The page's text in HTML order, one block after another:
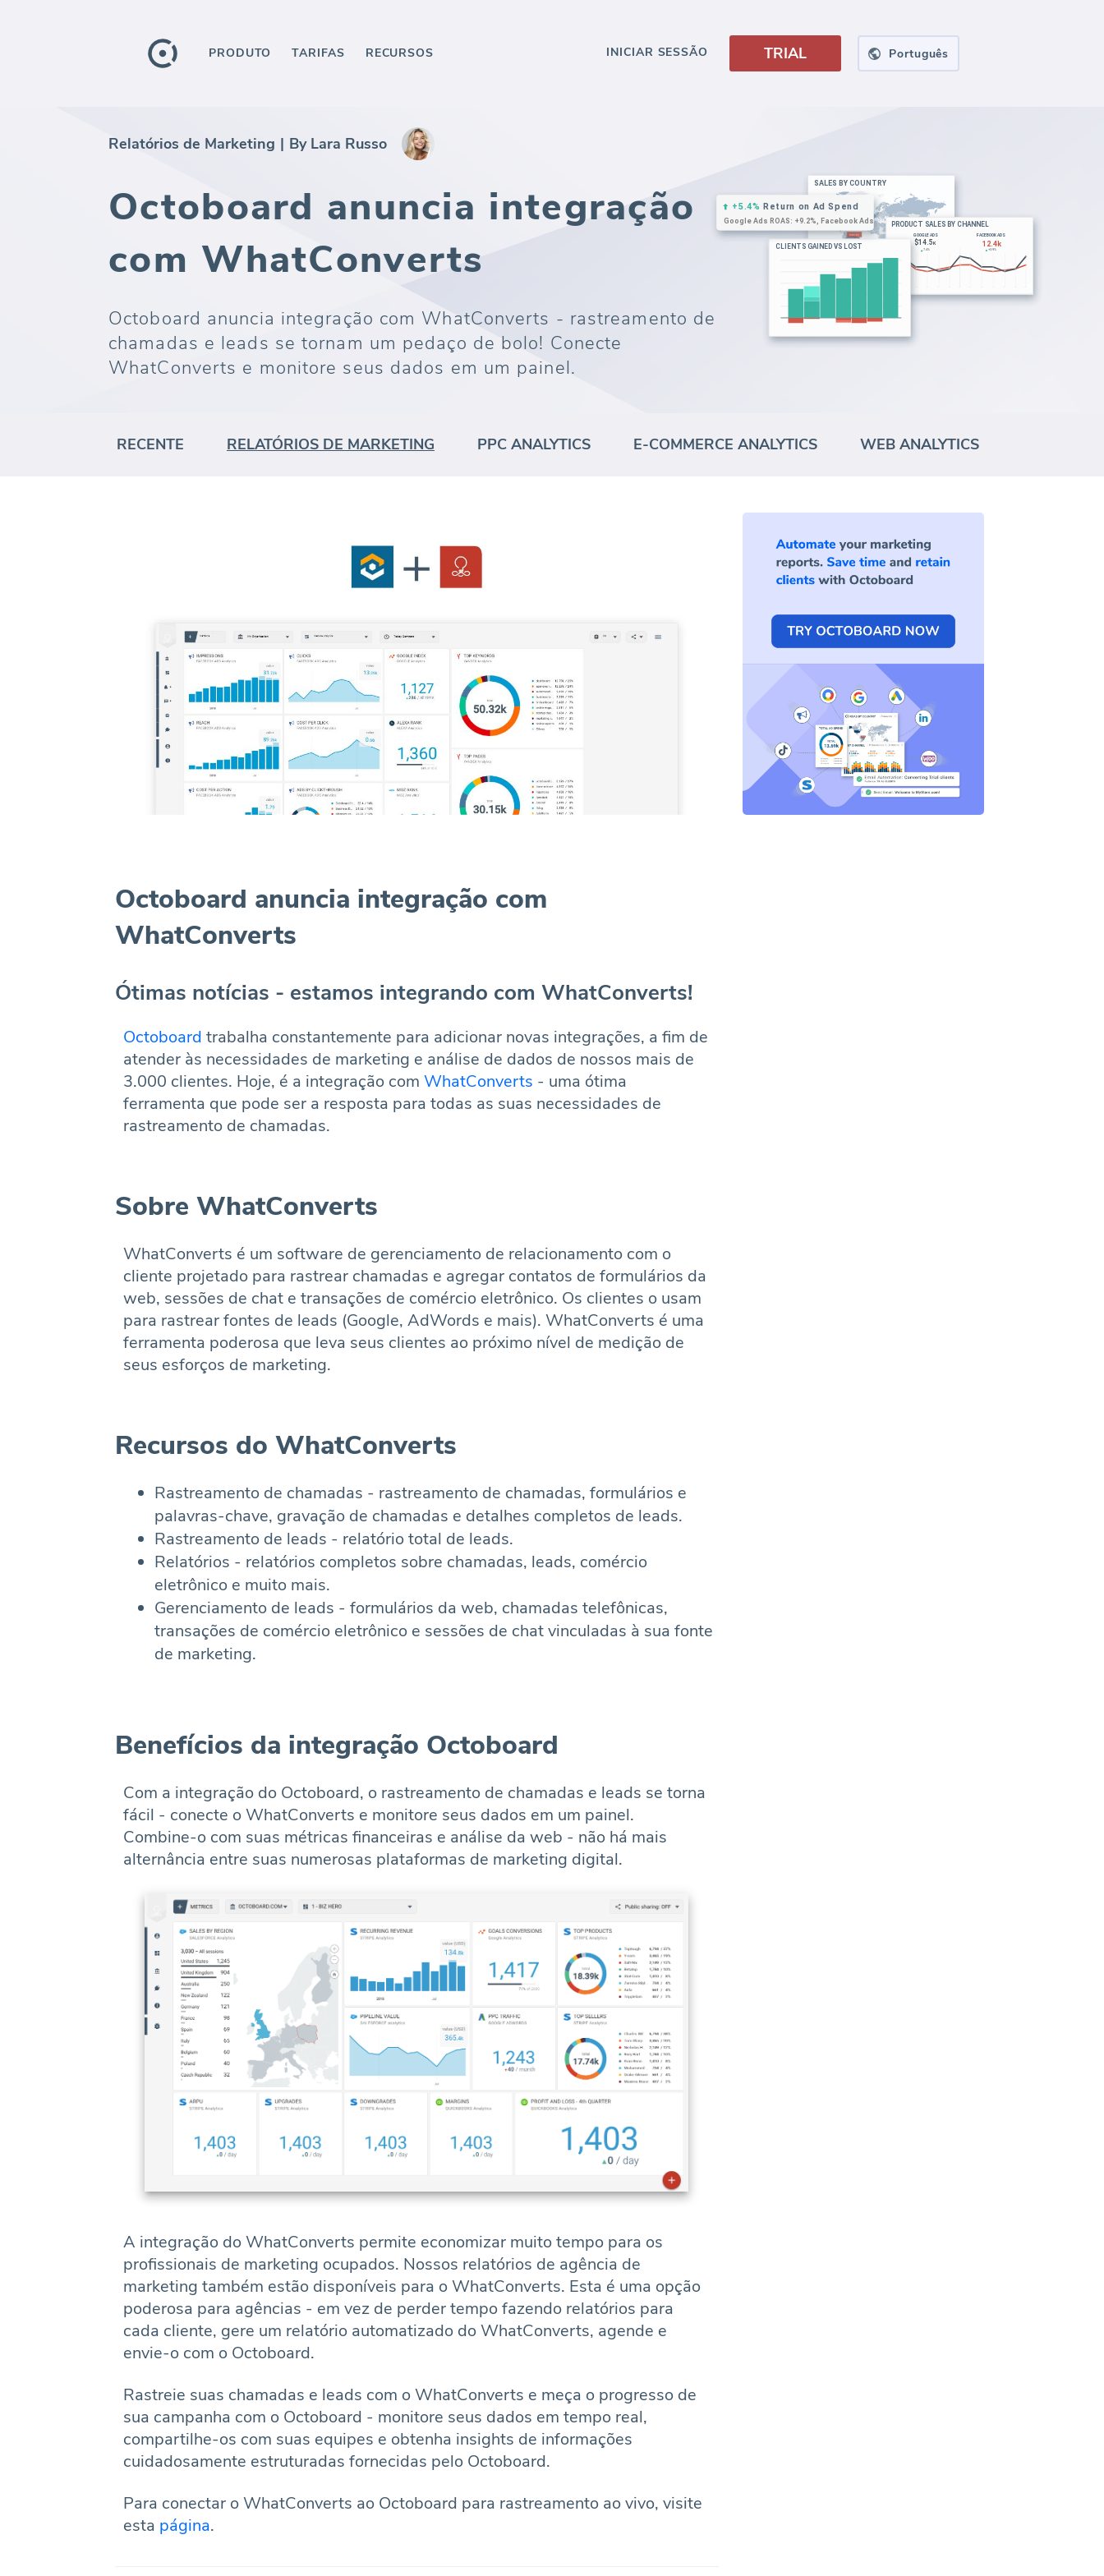
PRODUTO TARIFAS RECURSOS INICIAR SESSÃO TRIAL Português
Relatórios de Marketing | By Lara Russo
Octoboard anuncia integração
com WhatConverts
Octoboard anuncia integração com WhatConverts - rastreamento de
chamadas e leads se tornam um pedaço de bolo! Conecte
WhatConverts e monitore seus dados em um painel.
RECENTE RELATÓRIOS DE MARKETING PPC ANALYTICS E-COMMERCE ANALYTICS WEB ANALYTICS
Octoboard anuncia integração com
WhatConverts
Ótimas notícias - estamos integrando com WhatConverts!
Octoboard trabalha constantemente para adicionar novas integrações, a fim de
atender às necessidades de marketing e análise de dados de nossos mais de
3.000 clientes. Hoje, é a integração com WhatConverts - uma ótima
ferramenta que pode ser a resposta para todas as suas necessidades de
rastreamento de chamadas.
Sobre WhatConverts
WhatConverts é um software de gerenciamento de relacionamento com o
cliente projetado para rastrear chamadas e agregar contatos de formulários da
web, sessões de chat e transações de comércio eletrônico. Os clientes o usam
para rastrear fontes de leads (Google, AdWords e mais). WhatConverts é uma
ferramenta poderosa que leva seus clientes ao próximo nível de medição de
seus esforços de marketing.
Recursos do WhatConverts
Rastreamento de chamadas - rastreamento de chamadas, formulários e
palavras-chave, gravação de chamadas e detalhes completos de leads.
Rastreamento de leads - relatório total de leads.
Relatórios - relatórios completos sobre chamadas, leads, comércio
eletrônico e muito mais.
Gerenciamento de leads - formulários da web, chamadas telefônicas,
transações de comércio eletrônico e sessões de chat vinculadas à sua fonte
de marketing.
Benefícios da integração Octoboard
Com a integração do Octoboard, o rastreamento de chamadas e leads se torna
fácil - conecte o WhatConverts e monitore seus dados em um painel.
Combine-o com suas métricas financeiras e análise da web - não há mais
alternância entre suas numerosas plataformas de marketing digital.
A integração do WhatConverts permite economizar muito tempo para os
profissionais de marketing ocupados. Nossos relatórios de agência de
marketing também estão disponíveis para o WhatConverts. Esta é uma opção
poderosa para agências - em vez de perder tempo fazendo relatórios para
cada cliente, gere um relatório automatizado do WhatConverts, agende e
envie-o com o Octoboard.
Rastreie suas chamadas e leads com o WhatConverts e meça o progresso de
sua campanha com o Octoboard - monitore seus dados em tempo real,
compartilhe-os com suas equipes e obtenha insights de informações
cuidadosamente estruturadas fornecidas pelo Octoboard.
Para conectar o WhatConverts ao Octoboard para rastreamento ao vivo, visite
esta página.